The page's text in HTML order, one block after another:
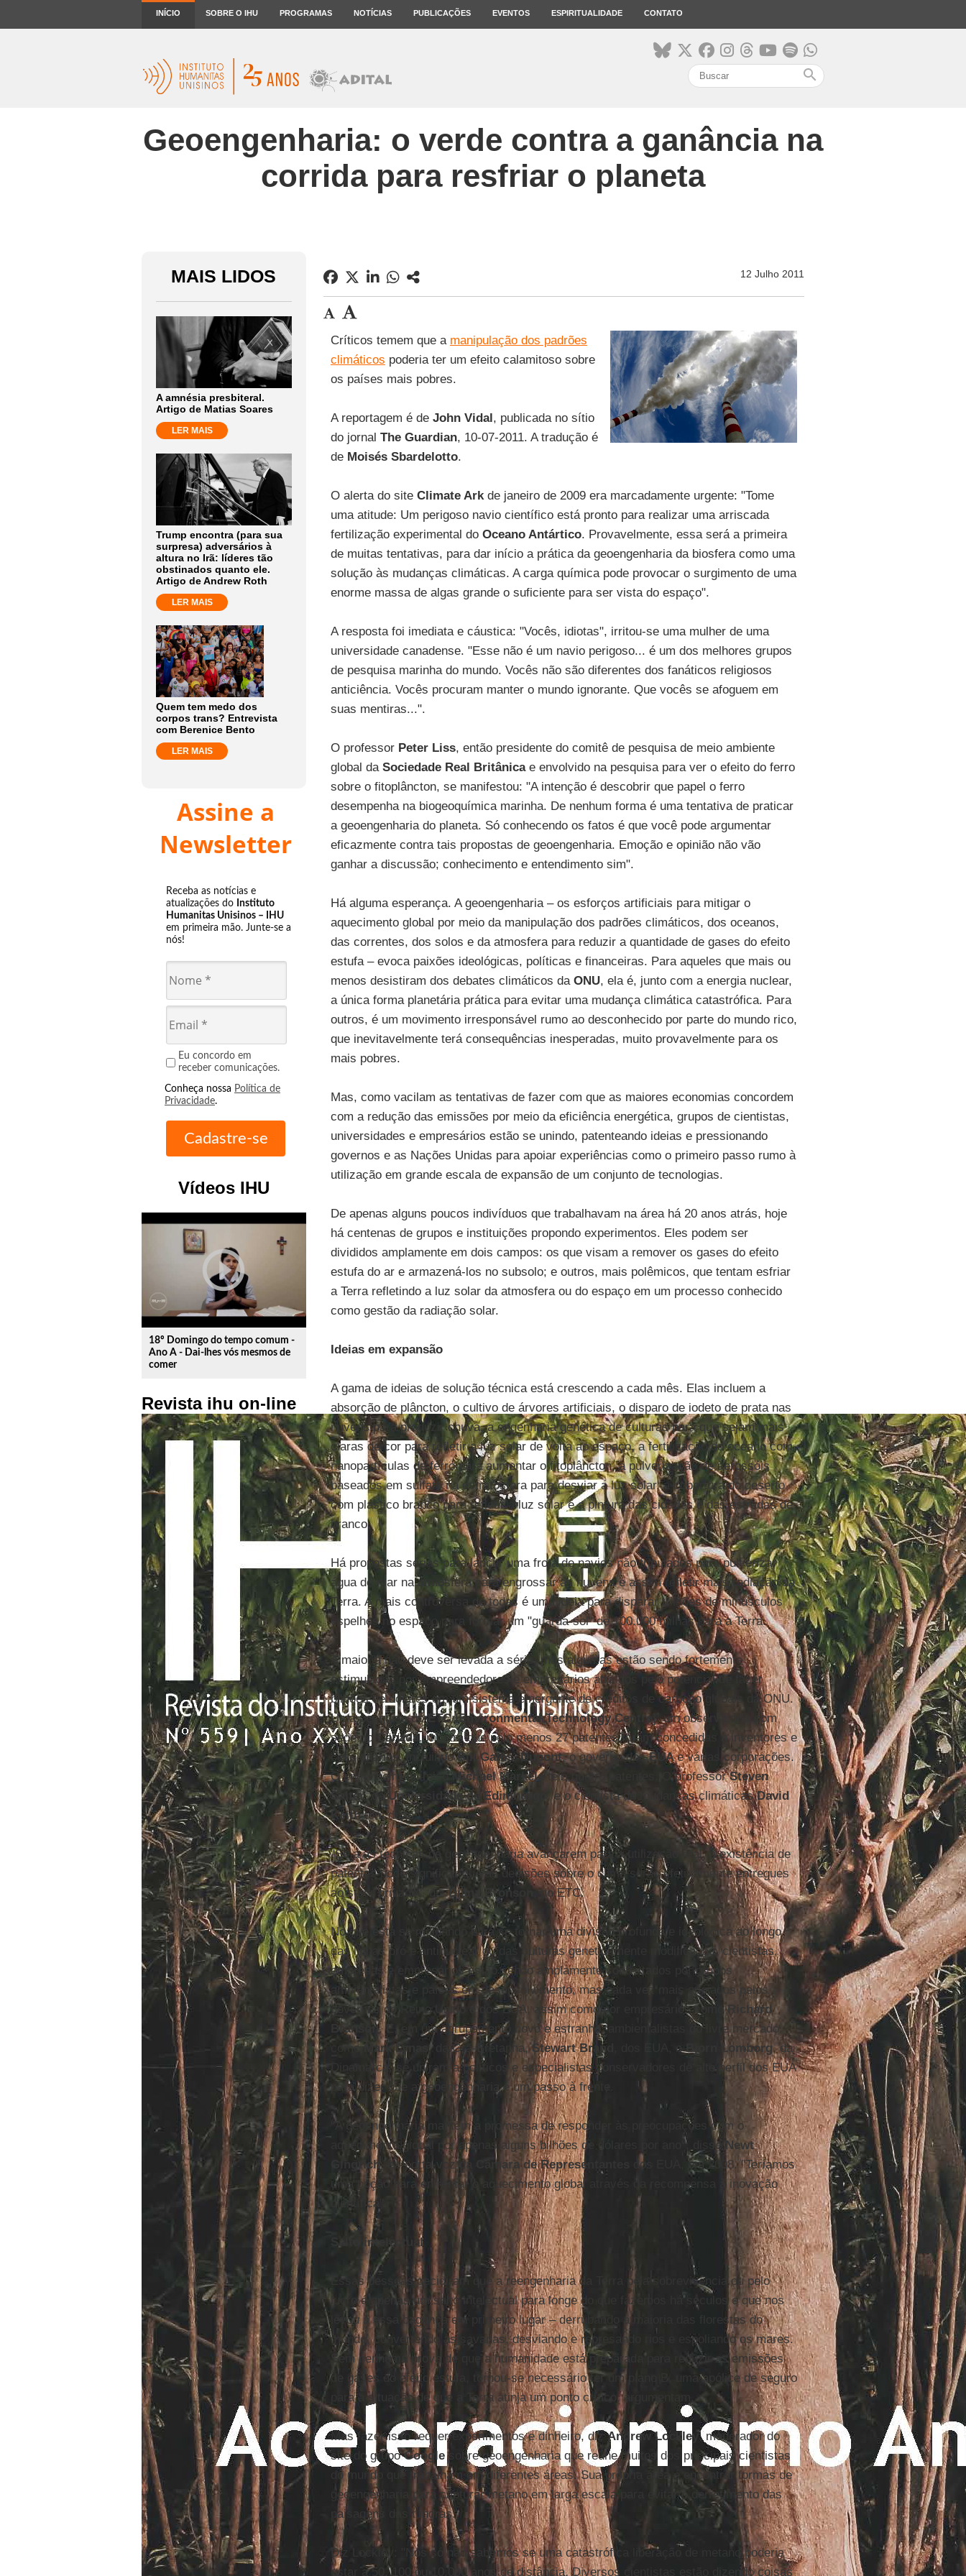
INÍCIO SOBRE O IHU PROGRAMAS NOTÍCIAS PUBLICAÇÕES EVENTOS ESPIRITUALIDADE CONTATO
search
Geoengenharia: o verde contra a ganância na
corrida para resfriar o planeta
MAIS LIDOS
A amnésia presbiteral.
Artigo de Matias Soares
LER MAIS
Trump encontra (para sua
surpresa) adversários à
altura no Irã: líderes tão
obstinados quanto ele.
Artigo de Andrew Roth
LER MAIS
Quem tem medo dos
corpos trans? Entrevista
com Berenice Bento
LER MAIS
Assine a
Newsletter
Receba as notícias e
atualizações do Instituto
Humanitas Unisinos – IHU
em primeira mão. Junte-se a
nós!
Eu concordo em
receber comunicações.
Conheça nossa Política de
Privacidade.
Vídeos IHU
play_circle_outline
18º Domingo do tempo comum -
Ano A - Dai-lhes vós mesmos de
comer
Revista ihu on-line
12 Julho 2011
Críticos temem que a manipulação dos padrões
climáticos poderia ter um efeito calamitoso sobre
os países mais pobres.
A reportagem é de John Vidal, publicada no sítio
do jornal The Guardian, 10-07-2011. A tradução é
de Moisés Sbardelotto.
O alerta do site Climate Ark de janeiro de 2009 era marcadamente urgente: "Tome
uma atitude: Um perigoso navio científico está pronto para realizar uma arriscada
fertilização experimental do Oceano Antártico. Provavelmente, essa será a primeira
de muitas tentativas, para dar início a prática da geoengenharia da biosfera como uma
solução às mudanças climáticas. A carga química pode provocar o surgimento de uma
enorme massa de algas grande o suficiente para ser vista do espaço".
A resposta foi imediata e cáustica: "Vocês, idiotas", irritou-se uma mulher de uma
universidade canadense. "Esse não é um navio perigoso... é um dos melhores grupos
de pesquisa marinha do mundo. Vocês não são diferentes dos fanáticos religiosos
anticiência. Vocês procuram manter o mundo ignorante. Que vocês se afoguem em
suas mentiras...".
O professor Peter Liss, então presidente do comitê de pesquisa de meio ambiente
global da Sociedade Real Britânicae envolvido na pesquisa para ver o efeito do ferro
sobre o fitoplâncton, se manifestou: "A intenção é descobrir que papel o ferro
desempenha na biogeoquímica marinha. De nenhum forma é uma tentativa de praticar
a geoengenharia do planeta. Só conhecendo os fatos é que você pode argumentar
eficazmente contra tais propostas de geoengenharia. Emoção e opinião não vão
ganhar a discussão; conhecimento e entendimento sim".
Há alguma esperança. A geoengenharia – os esforços artificiais para mitigar o
aquecimento global por meio da manipulação dos padrões climáticos, dos oceanos,
das correntes, dos solos e da atmosfera para reduzir a quantidade de gases do efeito
estufa – evoca paixões ideológicas, políticas e financeiras. Para aqueles que mais ou
menos desistiram dos debates climáticos da ONU, ela é, junto com a energia nuclear,
a única forma planetária prática para evitar uma mudança climática catastrófica. Para
outros, é um movimento irresponsável rumo ao desconhecido por parte do mundo rico,
que inevitavelmente terá consequências inesperadas, muito provavelmente para os
mais pobres.
Mas, como vacilam as tentativas de fazer com que as maiores economias concordem
com a redução das emissões por meio da eficiência energética, grupos de cientistas,
universidades e empresários estão se unindo, patenteando ideias e pressionando
governos e as Nações Unidas para apoiar experiências como o primeiro passo rumo à
utilização em grande escala de expansão de um conjunto de tecnologias.
De apenas alguns poucos indivíduos que trabalhavam na área há 20 anos atrás, hoje
há centenas de grupos e instituições propondo experimentos. Eles podem ser
divididos amplamente em dois campos: os que visam a remover os gases do efeito
estufa do ar e armazená-los no subsolo; e outros, mais polêmicos, que tentam esfriar
a Terra refletindo a luz solar da atmosfera ou do espaço em um processo conhecido
como gestão da radiação solar.
Ideias em expansão
A gama de ideias de solução técnica está crescendo a cada mês. Elas incluem a
absorção de plâncton, o cultivo de árvores artificiais, o disparo de iodeto de prata nas
nuvens para produzir chuva, a engenharia genética de culturas para que sejam mais
claras de cor para refletir a luz solar de volta ao espaço, a fertilização do oceano com
nanopartículas de ferro para aumentar o fitoplâncton, a pulverização de aerossóis
baseados em sulfato na estratosfera para desviar a luz solar, a cobertura do deserto
com plástico branco para refletir a luz solar e a pintura das cidades e das estradas de
branco.
Há propostas sérias para lançar uma frota de navios não tripulados para pulverizar
água do mar na atmosfera para engrossar as nuvens e assim refletir mais radiação da
Terra. A mais controversa de todas é uma ideia para disparar trilhões de minúsculos
espelhos no espaço para formar um "guarda-sol" de 100.000 milhas para a Terra.
A maioria não deve ser levada a sério, mas algumas estão sendo fortemente
estimuladas por empreendedores e empresários atraídos pelo potencial de fazer
bilhões de dólares em um sistema emergente de créditos de carbono globais da ONU.
Uma pesquisa doETC[Environmental Technology Centre], um observatório com
sede no Canadá, mostra que pelo menos 27 patentes foram concedidas a inventores e
cessionários, incluindoBill Gates,Dupont, o governo dosEUAe várias corporações.
O engenheiro químicoMichael Markels tem quatro patentes. O professorSteven
Salter, daUniversidade de Edimburgo , e o cientista de mudanças climáticasDavid
Keithtêm duas.
"Se a as técnicas de geoengenharia avançarem para a utilização real, a existência de
patentes pode significar que as decisões sobre o clima serão efetivamente entregues
ao setor privado", dizDiana Bronson , do ETC.
No que está se moldando para se tornar uma divisão profunda e ideológica ao longo
das linhas pró e antinuclear ou das culturas geneticamente modificadas, cientistas,
empresas e empresários estão sendo amplamente contestados por grupos
ambientalistas e países em desenvolvimento, mas cada vez mais apoiados pelos
governos do Reino Unido e dos EUA, assim como por empresários comoRichard
Branson. E, em um agrupamento novo e estranho, ambientalistas do livre mercado
comoMark Lynas , da Grã-Bretanha,Stewart Brand , dos EUA, eBjorn Lomborg, da
Dinamarca, se uniram a políticos e especialistas conservadores de alto perfil dos EUA
para dizer que a geoengenharia é um passo à frente.
"A geoengenharia mantém a promessa de responder às preocupações com o
aquecimento global por apenas alguns bilhões de dólares por ano", disse Newt
Gingrich, ex-porta-voz da Câmara de Representantes
dos EUA, em 2008. "Teríamos
uma opção para enfrentar o aquecimento global através da recompensa à inovação
científica".
Salto intelectual
Essas pessoas decidiram que a reengenharia da Terra pela sobrevivência ou pelo
lucro é apenas um salto intelectual para longe do que fazemos há séculos e que nos
levou a essa bagunça em primeiro lugar – derrubando a maioria das florestas do
mundo, convertendo as savanas, desviando e represando rios e espoliando os mares.
Sem nenhuma prova de que a humanidade está preparada para reduzir as emissões
de gases do efeito estufa, tornou-se necessário ter um plano B, uma apólice de seguro
para a situação de que a Terra atinja um ponto crítico, argumentam.
Mas fazer isso requer experimentos e dinheiro, dizAndrew Lockley, moderador do
site do grupoGooglesobre geoengenharia que reúne muitos dos principais cientistas
do mundo que trabalham em diferentes áreas. Sua própria área é encontrar formas de
geoengenharia para capturar metano em larga escala para evitar o derretimento das
paisagens das tundras.
Diz Lockley: "Nós só não sabemos se uma catastrófica liberação de metano poderia
estar a 50, 100 ou 10.000 anos de distância. Diversos cientistas estão dizendo coisas